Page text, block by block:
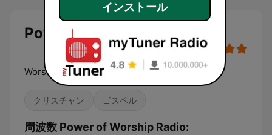
Power of Worship Radio
Worship That Transforms Lives.
クリスチャン ゴスペル
周波数 Power of Worship Radio:
インストール